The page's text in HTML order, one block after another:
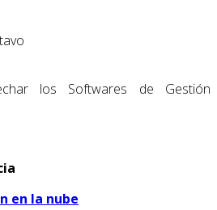
los Softwares de Gestión